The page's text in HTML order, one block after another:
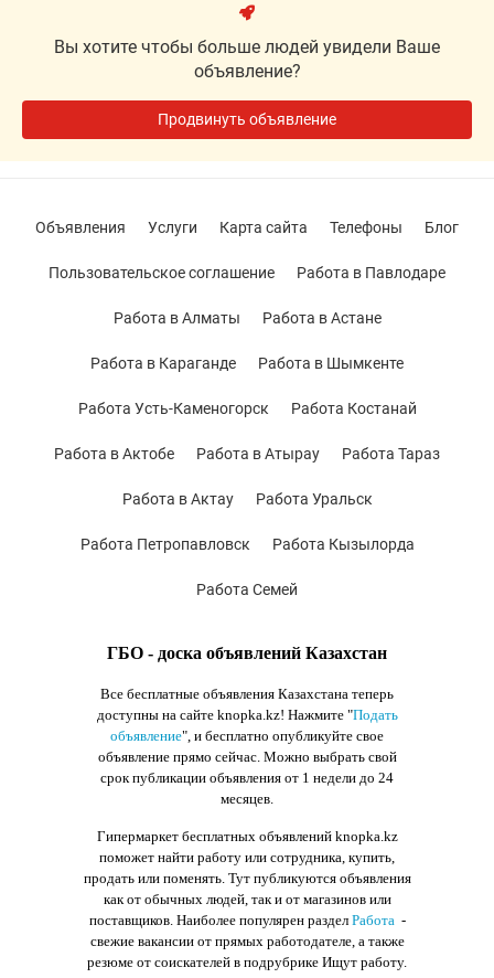
Вы хотите чтобы больше людей увидели Ваше
объявление?
Продвинуть объявление
ГБО - доска объявлений Казахстан
Все бесплатные объявления Казахстана теперь
доступны на сайте knopka.kz! Нажмите "Подать
объявление", и бесплатно опубликуйте свое
объявление прямо сейчас. Можно выбрать свой
срок публикации объявления от 1 недели до 24
месяцев.
Гипермаркет бесплатных объявлений knopka.kz
поможет найти работу или сотрудника, купить,
продать или поменять. Тут публикуются объявления
как от обычных людей, так и от магазинов или
поставщиков. Наиболее популярен раздел Работа-
свежие вакансии от прямых работодателе, а также
резюме от соискателей в подрубрике Ищут работу.
Объявления Услуги Карта сайта Телефоны Блог
Пользовательское соглашение Работа в Павлодаре
Работа в Алматы Работа в Астане
Работа в Караганде Работа в Шымкенте
Работа Усть-Каменогорск Работа Костанай
Работа в Актобе Работа в Атырау Работа Тараз
Работа в Актау Работа Уральск
Работа Петропавловск Работа Кызылорда
Работа Семей